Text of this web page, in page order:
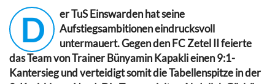
D
er TuS Einswarden hat seine
Aufstiegsambitionen eindrucksvoll
untermauert. Gegen den FC Zetel II feierte
das Team von Trainer Bünyamin Kapakli einen 9:1-
Kantersieg und verteidigt somit die Tabellenspitze in der